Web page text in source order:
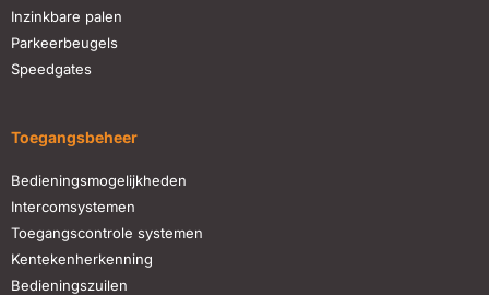
Inzinkbare palen
Parkeerbeugels
Speedgates
Toegangsbeheer
Bedieningsmogelijkheden
Intercomsystemen
Toegangscontrole systemen
Kentekenherkenning
Bedieningszuilen